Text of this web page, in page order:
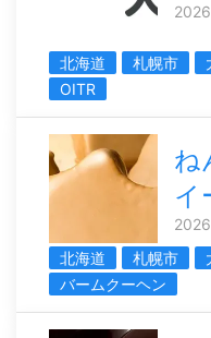
北海道 札幌市
OITR
ね
イ
北海道
札幌市
バームクーヘン